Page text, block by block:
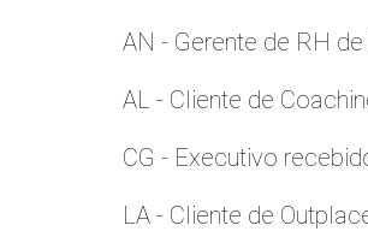
AN - Gerente de RH
AL - Cliente de
CG - Executivo
LA - Cliente de